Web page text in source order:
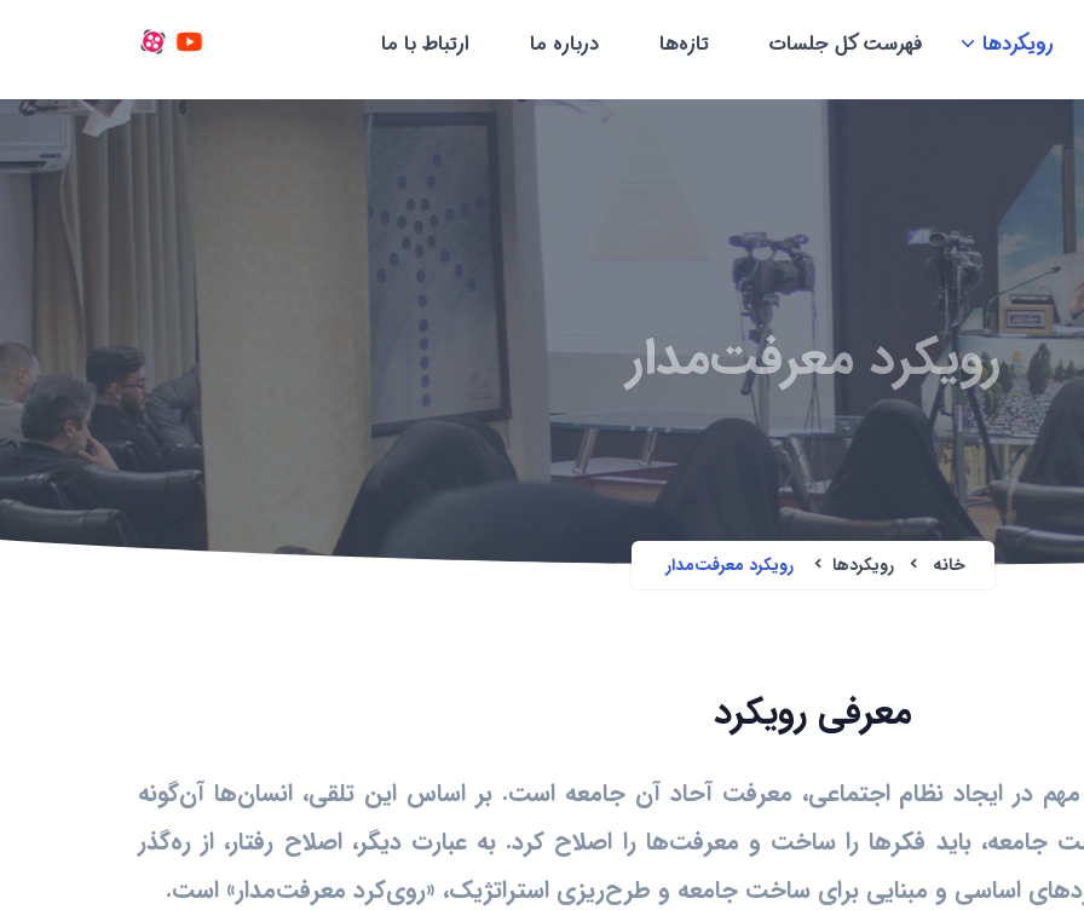
رویکردها فهرست کل جلسات تازه‌ها درباره ما ارتباط با ما
رویکرد معرفت‌مدار
خانه رویکردها رویکرد معرفت‌مدار
معرفی رویکرد
در ایجاد نظام اجتماعی، معرفت آحاد آن جامعه است. بر اساس این تلقی، انسان‌ها آن‌گونه
باید فکرها را ساخت و معرفت‌ها را اصلاح کرد. به عبارت دیگر، اصلاح رفتار، از ره‌گذر
اساسی و مبنایی برای ساخت جامعه و طرح‌ریزی استراتژیک، «روی‌کرد معرفت‌مدار» است.